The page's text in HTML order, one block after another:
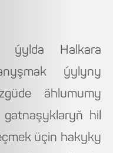
ýylda Halkara
ýylyny
ählumumy
gatnaşyklaryň hil
üçin hakyky